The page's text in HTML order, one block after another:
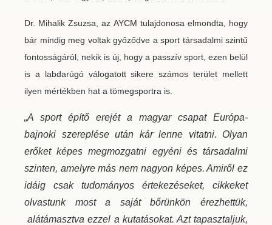
Dr. Mihalik Zsuzsa, az AYCM tulajdonosa elmondta, hogy
bár mindig meg voltak győződve a sport társadalmi szintű
fontosságáról, nekik is új, hogy a passzív sport, ezen belül
is a labdarúgó válogatott sikere számos terület mellett
ilyen mértékben hat a tömegsportra is.
„A sport építő erejét a magyar csapat Európa-
bajnoki szereplése után kár lenne vitatni. Olyan
erőket képes megmozgatni egyéni és társadalmi
szinten, amelyre más nem nagyon képes. Amiről ez
idáig csak tudományos értekezéseket, cikkeket
olvastunk most a saját bőrünkön érezhettük,
alátámasztva ezzel a kutatásokat. Azt tapasztaljuk,